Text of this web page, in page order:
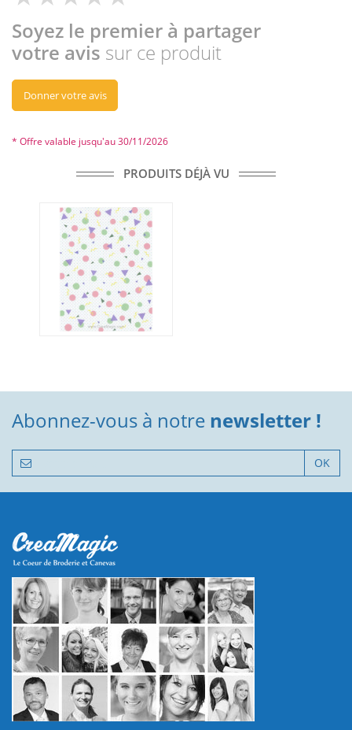
Soyez le premier à partager
votre avis sur ce produit
Donner votre avis
* Offre valable jusqu'au 30/11/2026
PRODUITS DÉJÀ VU
Abonnez-vous à notre newsletter !
OK